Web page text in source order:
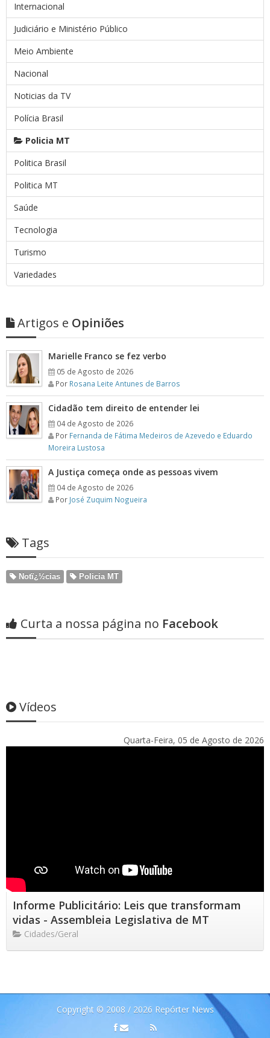
Internacional
Judiciário e Ministério Público
Meio Ambiente
Nacional
Noticias da TV
Polícia Brasil
Policia MT
Politica Brasil
Politica MT
Saúde
Tecnologia
Turismo
Variedades
Artigos e Opiniões
Marielle Franco se fez verbo
05 de Agosto de 2026
Por Rosana Leite Antunes de Barros
Cidadão tem direito de entender lei
04 de Agosto de 2026
Por Fernanda de Fátima Medeiros de Azevedo e Eduardo
Moreira Lustosa
A Justiça começa onde as pessoas vivem
04 de Agosto de 2026
Por José Zuquim Nogueira
Tags
Notï¿½cias Policia MT
Curta a nossa página no Facebook
Vídeos
Quarta-Feira, 05 de Agosto de 2026
Informe Publicitário: Leis que transformam
vidas - Assembleia Legislativa de MT
Cidades/Geral
Copyright © 2008 / 2026 Repórter News